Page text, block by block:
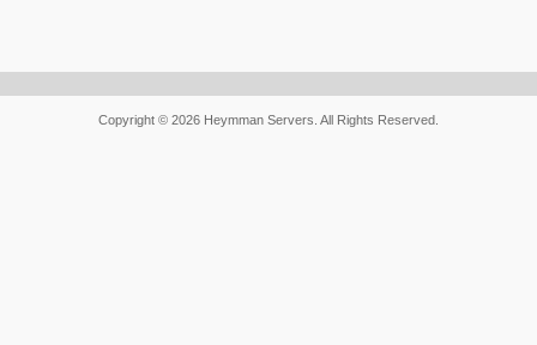
Copyright © 2026 Heymman Servers. All Rights Reserved.